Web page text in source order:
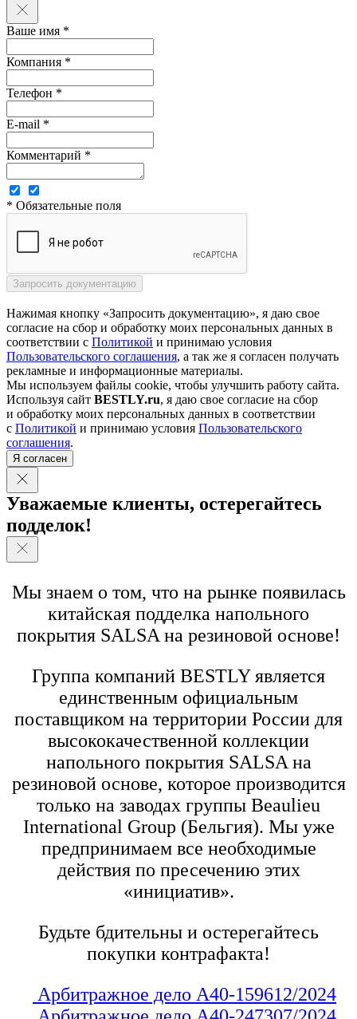
Ваше имя *
Компания *
Телефон *
E-mail *
Комментарий *
* Обязательные поля
Нажимая кнопку «Запросить документацию», я даю свое
согласие на сбор и обработку моих персональных данных в
соответствии с Политикой и принимаю условия
Пользовательского соглашения, а так же я согласен получать
рекламные и информационные материалы.
Мы используем файлы cookie, чтобы улучшить работу сайта.
Используя сайт BESTLY.ru, я даю свое согласие на сбор
и обработку моих персональных данных в соответствии
с Политикой и принимаю условия Пользовательского
соглашения.
Я согласен
Уважаемые клиенты, остерегайтесь
подделок!
Мы знаем о том, что на рынке появилась
китайская подделка напольного
покрытия SALSA на резиновой основе!
Группа компаний BESTLY является
единственным официальным
поставщиком на территории России для
высококачественной коллекции
напольного покрытия SALSA на
резиновой основе, которое производится
только на заводах группы Beaulieu
International Group (Бельгия). Мы уже
предпринимаем все необходимые
действия по пресечению этих
«инициатив».
Будьте бдительны и остерегайтесь
покупки контрафакта!
Арбитражное дело А40-159612/2024